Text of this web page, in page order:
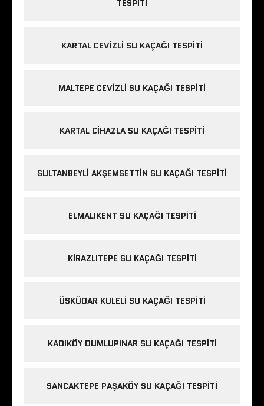
TESPITI
KARTAL CEVIZLI SU KAÇAĞI TESPITI
MALTEPE CEVIZLI SU KAÇAĞI TESPITI
KARTAL CIHAZLA SU KAÇAĞI TESPITI
SULTANBEYLI AKŞEMSETTIN SU KAÇAĞI TESPITI
ELMALIKENT SU KAÇAĞI TESPITI
KIRAZLITEPE SU KAÇAĞI TESPITI
ÜSKÜDAR KULELI SU KAÇAĞI TESPITI
KADIKÖY DUMLUPINAR SU KAÇAĞI TESPITI
SANCAKTEPE PAŞAKÖY SU KAÇAĞI TESPITI